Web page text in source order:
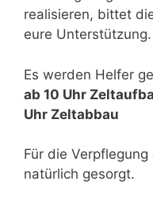
realisieren, bittet
eure Unterstützung.
Es werden Helfer
ab 10 Uhr
Uhr Zeltabbau
Für die
natürlich gesorgt.